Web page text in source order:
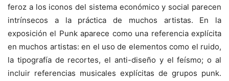
feroz a los iconos del sistema económico y social parecen
intrínsecos a la práctica de muchos artistas. En la
exposición el Punk aparece como una referencia explícita
en muchos artistas: en el uso de elementos como el ruido,
la tipografía de recortes, el anti-diseño y el feísmo; o al
incluir referencias musicales explícitas de grupos punk.